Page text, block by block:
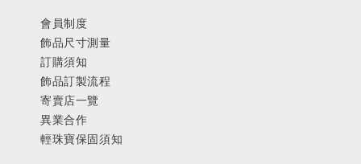
會員制度
飾品尺寸測量
訂購須知
飾品訂製流程
寄賣店一覽
異業合作
輕珠寶保固須知